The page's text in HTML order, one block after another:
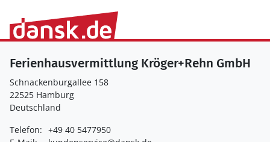
Ferienhausvermittlung Kröger+Rehn GmbH
Schnackenburgallee 158
22525 Hamburg
Deutschland
Telefon: +49 40 5477950